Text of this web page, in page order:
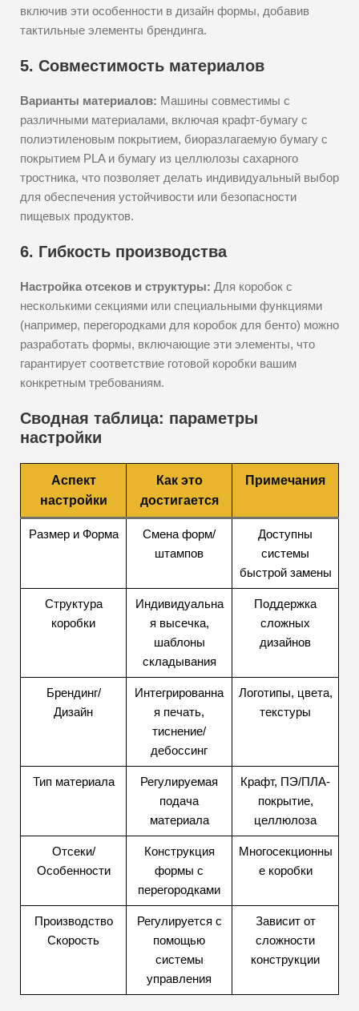
включив эти особенности в дизайн формы, добавив
тактильные элементы брендинга.
5. Совместимость материалов
Варианты материалов: Машины совместимы с
различными материалами, включая крафт-бумагу с
полиэтиленовым покрытием, биоразлагаемую бумагу с
покрытием PLA и бумагу из целлюлозы сахарного
тростника, что позволяет делать индивидуальный выбор
для обеспечения устойчивости или безопасности
пищевых продуктов.
6. Гибкость производства
Настройка отсеков и структуры: Для коробок с
несколькими секциями или специальными функциями
(например, перегородками для коробок для бенто) можно
разработать формы, включающие эти элементы, что
гарантирует соответствие готовой коробки вашим
конкретным требованиям.
Сводная таблица: параметры
настройки
Аспект
настройки
Как это
достигается
Примечания
Размер и Форма
Смена форм/
штампов
Доступны
системы
быстрой замены
Структура
коробки
Индивидуальна
я высечка,
шаблоны
складывания
Поддержка
сложных
дизайнов
Брендинг/
Дизайн
Интегрированна
я печать,
тиснение/
дебоссинг
Логотипы, цвета,
текстуры
Тип материала
Регулируемая
подача
материала
Крафт, ПЭ/ПЛА-
покрытие,
целлюлоза
Отсеки/
Особенности
Конструкция
формы с
перегородками
Многосекционны
е коробки
Производство
Скорость
Регулируется с
помощью
системы
управления
Зависит от
сложности
конструкции